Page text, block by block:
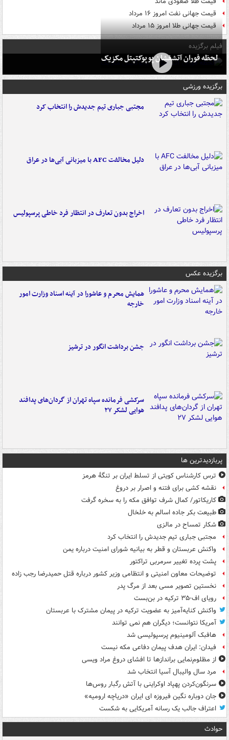
قیمت جهانی نفت امروز ۱۶ مرداد
قیمت جهانی طلا امروز ۱۵ مرداد
فیلم برگزیده
لحظه فوران آتشفشان پوپوکتپتل مکزیک
برگزیده ورزشی
مجتبی جباری تیم جدیدش را انتخاب کرد
دلیل مخالفت AFC با میزبانی آبی‌ها در عراق
اخراج بدون تعارف در انتظار فرد خاطی پرسپولیس
برگزیده عکس
همایش محرم و عاشورا در آینه اسناد وزارت امور
خارجه
جشن برداشت انگور در ترشیز
سرکشی فرمانده سپاه تهران از گردان‌های پدافند
هوایی لشکر ۲۷
پربازدیدترین ها
ترس کارشناس کویتی از تسلط ایران بر تنگۀ هرمز
نقشه کشی برای فتنه و اصرار بر دروغ
کاریکاتور/ کمال شرف توافق مکه را به سخره گرفت
طبیعت بکر جاده اسالم به خلخال
شکار تمساح در مالزی
مجتبی جباری تیم جدیدش را انتخاب کرد
واکنش عربستان و قطر به بیانیه شورای امنیت درباره یمن
پشت پرده تغییر سرمربی تراکتور
توضیحات معاون امنیتی و انتظامی وزیر کشور درباره قتل حمیدرضا رجب زاده
نخستین تصویر مسی بعد از مرگ پدر
رویای اف-۳۵ ترکیه در بن‌بست
واکنش کنایه‌آمیز به عضویت ترکیه در پیمان مشترک با عربستان
آمریکا نتوانست؛ دیگران هم نمی توانند
هافبک آلومینیوم پرسپولیسی شد
فیدان: ایران هدف پیمان دفاعی مکه نیست
از مظلوم‌نمایی براندازها تا افشای دروغ مراد ویسی
مرد سال والیبال آسیا انتخاب شد
سرنگون‌کردن پهپاد اوکراینی با آتش رگبار روس‌ها
جان دوباره نگین فیروزه ای ایران «دریاچه ارومیه»
اعتراف جالب یک رسانه آمریکایی به شکست
حوادث